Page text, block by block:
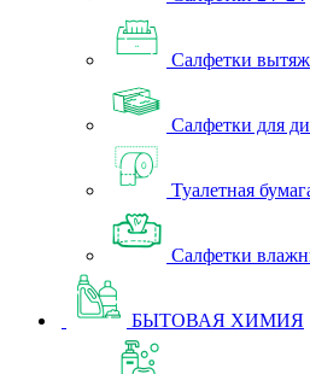
Салфетки
Салфетки для
Туалетная
Салфетки
БЫТОВАЯ ХИМИЯ